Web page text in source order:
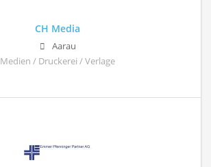
CH Media
Aarau
Medien / Druckerei / Verlage